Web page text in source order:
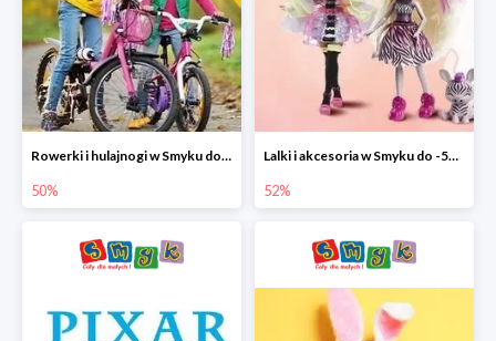
Rowerki i hulajnogi w Smyku do -50%
50%
Lalki i akcesoria w Smyku do -52%
52%